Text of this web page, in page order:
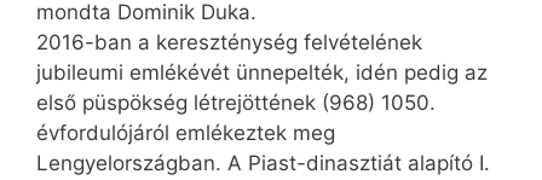
mondta Dominik Duka.
2016-ban a kereszténység felvételének
jubileumi emlékévét ünnepelték, idén pedig az
első püspökség létrejöttének (968) 1050.
évfordulójáról emlékeztek meg
Lengyelországban. A Piast-dinasztiát alapító I.